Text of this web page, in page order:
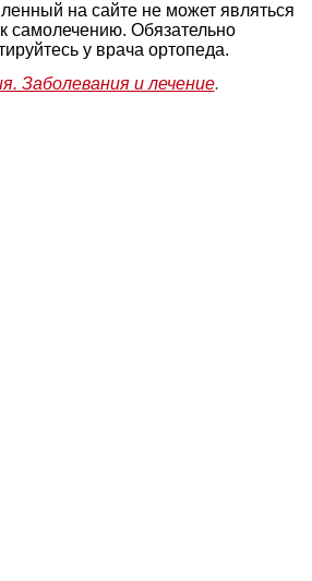
на сайте не может являться
самолечению. Обязательно
у врача ортопеда.
Заболевания и лечение.